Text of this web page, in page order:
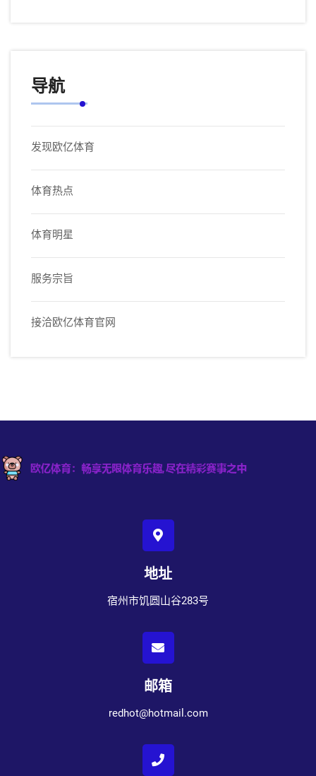
导航
发现欧亿体育
体育热点
体育明星
服务宗旨
接洽欧亿体育官网
地址
宿州市饥圆山谷283号
邮箱
redhot@hotmail.com